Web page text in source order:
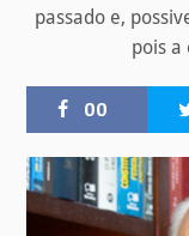
passado e,
pois a
00